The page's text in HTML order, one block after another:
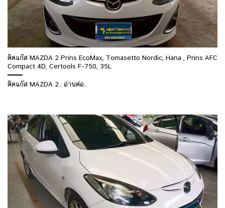
ติดแก๊ส MAZDA 2 Prins EcoMax, Tomasetto Nordic, Hana , Prins AFC
Compact 4D, Certools F-750, 35L
ติดแก๊ส MAZDA 2.. อ่านต่อ..